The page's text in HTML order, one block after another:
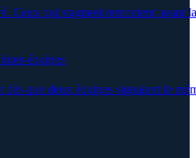
Ceux qui stagnent remontent avant la
équipes
dès que deux équipes signalent le